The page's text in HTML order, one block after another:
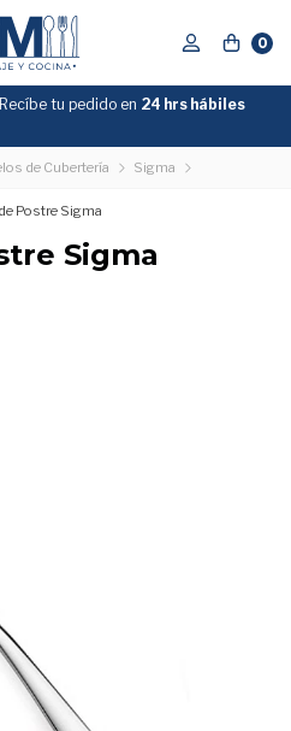
0
GRATIS
SOBRE
Recíbe tu pedido en 24 hrs hábiles
de Cubertería Sigma
Postre Sigma
Sigma